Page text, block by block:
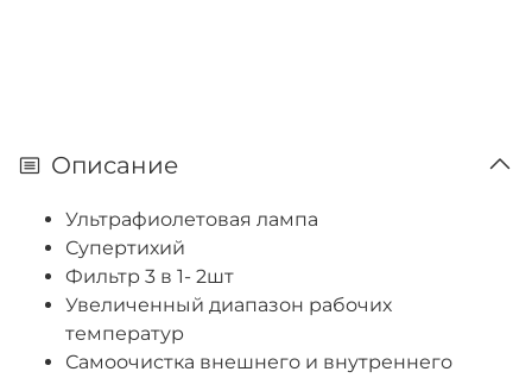
Описание
Ультрафиолетовая лампа
Супертихий
Фильтр 3 в 1- 2шт
Увеличенный диапазон рабочих
температур
Самоочистка внешнего и внутреннего